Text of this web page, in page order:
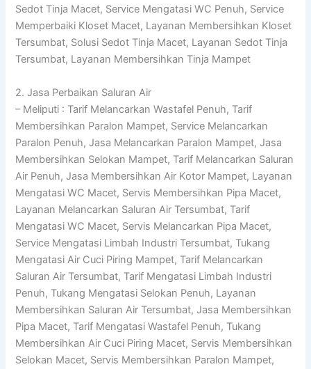
Sedot Tinja Macet, Service Mengatasi WC Penuh, Service
Memperbaiki Kloset Macet, Layanan Membersihkan Kloset
Tersumbat, Solusi Sedot Tinja Macet, Layanan Sedot Tinja
Tersumbat, Layanan Membersihkan Tinja Mampet
2. Jasa Perbaikan Saluran Air
– Meliputi : Tarif Melancarkan Wastafel Penuh, Tarif
Membersihkan Paralon Mampet, Service Melancarkan
Paralon Penuh, Jasa Melancarkan Paralon Mampet, Jasa
Membersihkan Selokan Mampet, Tarif Melancarkan Saluran
Air Penuh, Jasa Membersihkan Air Kotor Mampet, Layanan
Mengatasi WC Macet, Servis Membersihkan Pipa Macet,
Layanan Melancarkan Saluran Air Tersumbat, Tarif
Mengatasi WC Macet, Servis Melancarkan Pipa Macet,
Service Mengatasi Limbah Industri Tersumbat, Tukang
Mengatasi Air Cuci Piring Mampet, Tarif Melancarkan
Saluran Air Tersumbat, Tarif Mengatasi Limbah Industri
Penuh, Tukang Mengatasi Selokan Penuh, Layanan
Membersihkan Saluran Air Tersumbat, Jasa Membersihkan
Pipa Macet, Tarif Mengatasi Wastafel Penuh, Tukang
Membersihkan Air Cuci Piring Macet, Servis Membersihkan
Selokan Macet, Servis Membersihkan Paralon Mampet,